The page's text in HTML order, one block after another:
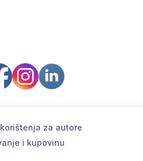
za autore
i kupovinu